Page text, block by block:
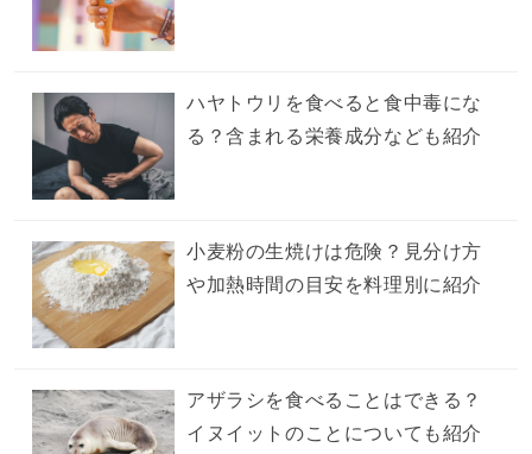
ハヤトウリを食べると食中毒にな
る？含まれる栄養成分なども紹介
小麦粉の生焼けは危険？見分け方
や加熱時間の目安を料理別に紹介
アザラシを食べることはできる？
イヌイットのことについても紹介